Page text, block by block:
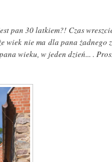
pan 30 latkiem?! Czas
wieknie madla pana żadnego
wieku, w jeden dzień... .